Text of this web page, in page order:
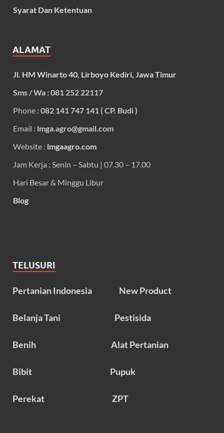
Syarat Dan Ketentuan
ALAMAT
Jl. HM Winarto 40, Lirboyo Kediri, Jawa Timur
Sms / Wa : 081 252 22117
Phone : 082 141 747 141 ( CP. Budi )
Email : lmga.agro@gmail.com
Website : lmgaagro.com
Jam Kerja : Senin – Sabtu | 07.30 – 17.00
Hari Besar & Minggu Libur
Blog
TELUSURI
Pertanian Indonesia New Product
Belanja Tani Pestisida
Benih Alat Pertanian
Bibit Pupuk
Perekat ZPT